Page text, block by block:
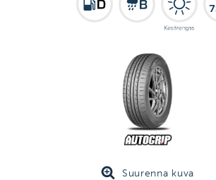
Suurenna kuva